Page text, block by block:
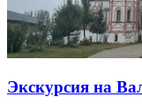
Экскурсия на